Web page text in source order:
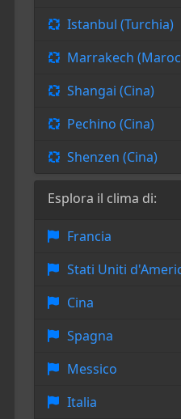
Istanbul (Turchia)
Marrakech
Shangai (Cina)
Pechino (Cina)
Shenzen (Cina)
Esplora il clima di:
Francia
Stati Uniti
Cina
Spagna
Messico
Italia